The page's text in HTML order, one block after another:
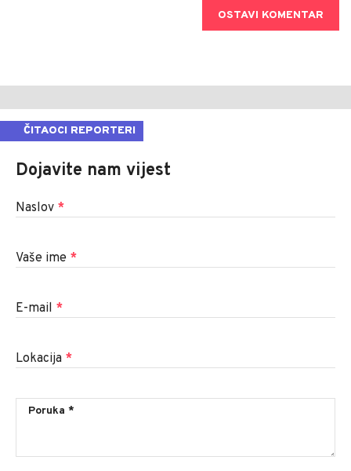
OSTAVI KOMENTAR
ČITAOCI REPORTERI
Dojavite nam vijest
Naslov *
Vaše ime *
E-mail *
Lokacija *